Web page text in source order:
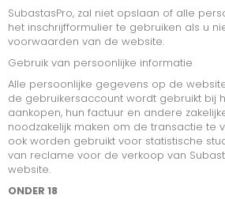
OFFICE MATERIAL
SPECIAL GOODS
SOORTEN AANBIEDINGEN
LOTEN
ONDERHANDSE GUNNING
SubastasPro, zal niet opslaan of alle
het inschrijfformulier te gebruiken als u
voorwaarden van de website.
Gebruik van persoonlijke informatie
Alle persoonlijke gegevens op de
de gebruikersaccount wordt gebruikt bij
aankopen, hun factuur en andere
noodzakelijk maken om de transactie te
ook worden gebruikt voor statistische
van reclame voor de verkoop van
website.
ONDER 18